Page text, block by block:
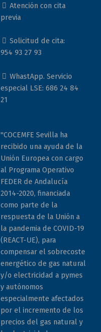
Atención con cita
previa
Solicitud de cita:
954 93 27 93
WhastApp. Servicio
especial LSE: 686 24 84
21
"COCEMFE Sevilla ha
recibido una ayuda de la
Unión Europea con cargo
al Programa Operativo
FEDER de Andalucía
2014-2020, financiada
como parte de la
respuesta de la Unión a
la pandemia de COVID-19
(REACT-UE), para
compensar el sobrecoste
energético de gas natural
y/o electricidad a pymes
y autónomos
especialmente afectados
por el incremento de los
precios del gas natural y